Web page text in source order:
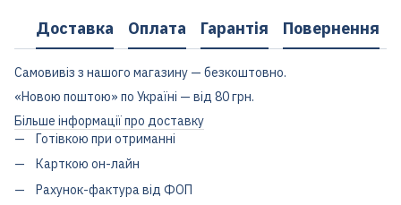
Доставка Оплата Гарантія Повернення
Самовивіз з нашого магазину — безкоштовно.
«Новою поштою» по Україні — від 80 грн.
Більше інформації про доставку
Готівкою при отриманні
Карткою он-лайн
Рахунок-фактура від ФОП